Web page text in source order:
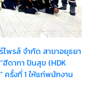
พรส์ จำกัด สาขาอยุธยา
ฮีดากา ปันสุข (HDK
ก่พนักงาน